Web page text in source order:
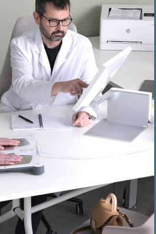
sanitario de clase IIa, fabricado
para la identificación
las neuropatías autonómicas
las instrucciones antes de usar.
producto sanitario regulado que
el marcado CE
monitorización remota de
pacientes
Sudocloud
ygestionelos datos de los
con nuestra